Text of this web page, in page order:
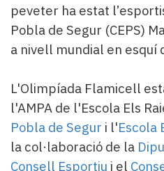
peveter ha estat
Pobla de Segur (CEPS)
a nivell mundial en esquí
L'Olimpíada Flamicell
l'AMPA de l'Escola Els
Pobla de Segur i l'Escola
la col·laboració de la
Consell Esportiu i el